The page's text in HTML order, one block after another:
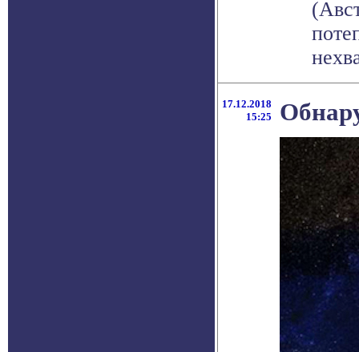
17.12.2018
15:25